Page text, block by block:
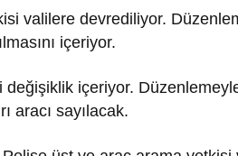
valilere devrediliyor.
içeriyor.
içeriyor.
aracı sayılacak.